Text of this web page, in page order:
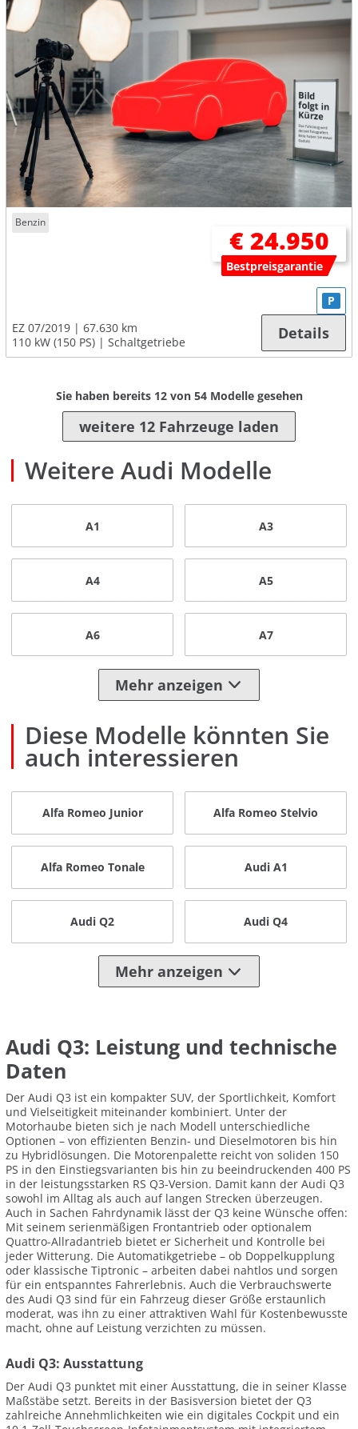
Benzin
€ 24.950
Bestpreisgarantie
EZ 07/2019
67.630 km
110 kW (150 PS)
Schaltgetriebe
P
Details
Sie haben bereits 12von 54Modelle gesehen
weitere 12 Fahrzeuge laden
Weitere Audi Modelle
A1 A3
A4 A5
A6 A7
Mehr anzeigen
Diese Modelle könnten Sie
auch interessieren
Alfa Romeo Junior Alfa Romeo Stelvio
Alfa Romeo Tonale Audi A1
Audi Q2 Audi Q4
Mehr anzeigen
Audi Q3: Leistung und technische
Daten
Der Audi Q3 ist ein kompakter SUV, der Sportlichkeit, Komfort
und Vielseitigkeit miteinander kombiniert. Unter der
Motorhaube bieten sich je nach Modell unterschiedliche
Optionen – von effizienten Benzin- und Dieselmotoren bis hin
zu Hybridlösungen. Die Motorenpalette reicht von soliden 150
PS in den Einstiegsvarianten bis hin zu beeindruckenden 400 PS
in der leistungsstarken RS Q3-Version. Damit kann der Audi Q3
sowohl im Alltag als auch auf langen Strecken überzeugen.
Auch in Sachen Fahrdynamik lässt der Q3 keine Wünsche offen:
Mit seinem serienmäßigen Frontantrieb oder optionalem
Quattro-Allradantrieb bietet er Sicherheit und Kontrolle bei
jeder Witterung. Die Automatikgetriebe – ob Doppelkupplung
oder klassische Tiptronic – arbeiten dabei nahtlos und sorgen
für ein entspanntes Fahrerlebnis. Auch die Verbrauchswerte
des Audi Q3 sind für ein Fahrzeug dieser Größe erstaunlich
moderat, was ihn zu einer attraktiven Wahl für Kostenbewusste
macht, ohne auf Leistung verzichten zu müssen.
Audi Q3: Ausstattung
Der Audi Q3 punktet mit einer Ausstattung, die in seiner Klasse
Maßstäbe setzt. Bereits in der Basisversion bietet der Q3
zahlreiche Annehmlichkeiten wie ein digitales Cockpit und ein